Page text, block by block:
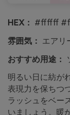
HEX： #ffffff
雰囲気： エアリ
おすすめ用途：
明るい日に紡が
表現力を保ちつ
ラッシュをベー
いましょう。暖